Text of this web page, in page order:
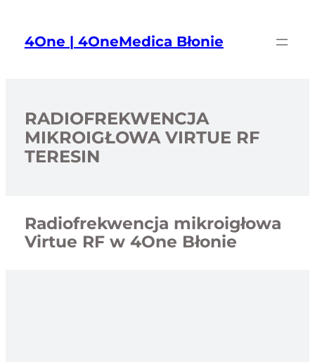
treści4One | 4OneMedica Błonie
RADIOFREKWENCJA
MIKROIGŁOWA VIRTUE RF
TERESIN
Radiofrekwencja mikroigłowa
Virtue RF w 4One Błonie